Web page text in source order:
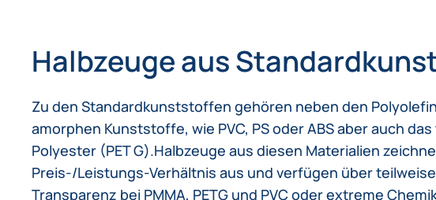
Halbzeuge aus
Zu den Standardkunststoffen gehören neben den
amorphen Kunststoffe, wie PVC, PS oder ABS aber auch
Polyester (PET G).Halbzeuge aus diesen Materialien
Preis-/Leistungs-Verhältnis aus und verfügen über
Transparenz bei PMMA, PETG und PVC oder extreme